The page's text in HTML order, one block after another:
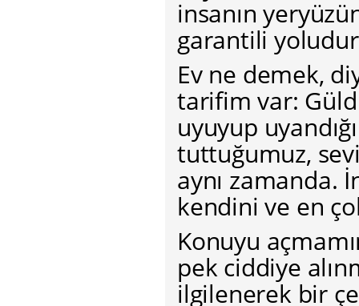
insanın
garantili
Ev ne demek,
tarifim var:
uyuyup
tuttuğumuz,
aynı zamanda.
kendini ve en
Konuyu
pek ciddiye
ilgilenerek bir